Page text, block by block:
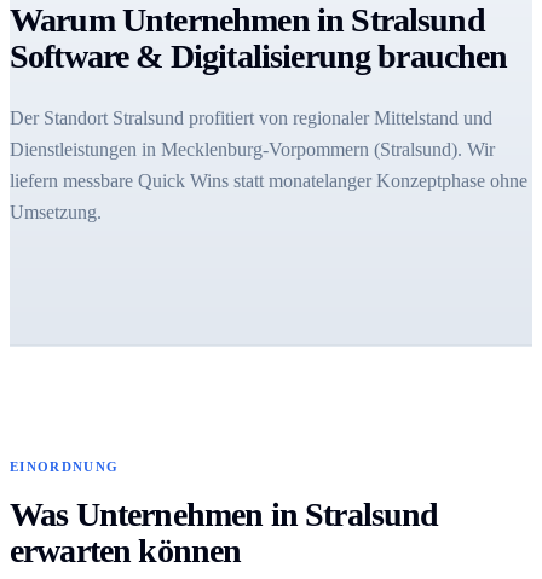
Warum Unternehmen in Stralsund
Software & Digitalisierung brauchen
Der Standort Stralsund profitiert von regionaler Mittelstand und
Dienstleistungen in Mecklenburg-Vorpommern (Stralsund). Wir
liefern messbare Quick Wins statt monatelanger Konzeptphase ohne
Umsetzung.
EINORDNUNG
Was Unternehmen in Stralsund
erwarten können